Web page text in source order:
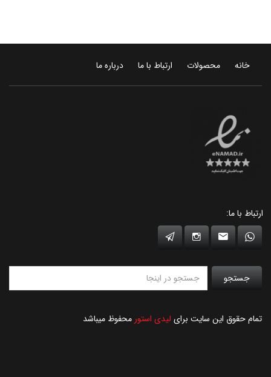
خانه محصولات ارتباط با ما درباره ما
ارتباط با ما:
جستجو
تمام حقوق این سایت برای لیدی استور محفوظ میباشد